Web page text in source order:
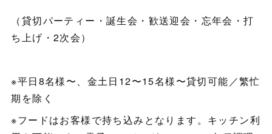
（貸切パーティー・誕生会・歓送迎会・忘年会・打
ち上げ・2次会）
※平日8名様〜、金土日12〜15名様〜貸切可能／繁忙
期を除く
※フードはお客様で持ち込みとなります。キッチン利